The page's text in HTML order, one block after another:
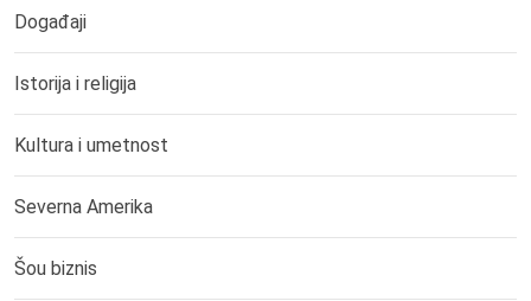
Događaji
Istorija i religija
Kultura i umetnost
Severna Amerika
Šou biznis